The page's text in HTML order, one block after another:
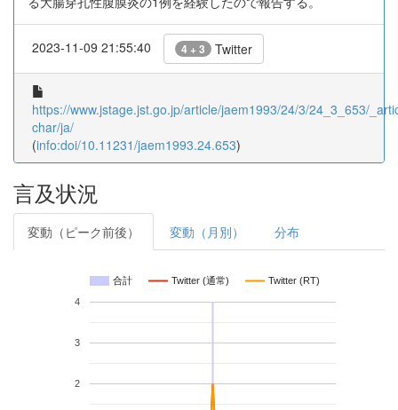
2023-11-09 21:55:40 4 + 3 Twitter
https://www.jstage.jst.go.jp/article/jaem1993/24/3/24_3_653/
char/ja/
(info:doi/10.11231/jaem1993.24.653)
言及状況
変動（ピーク前後） 変動（月別） 分布
合計 Twitter (通常) Twitter (RT)
2
3
4